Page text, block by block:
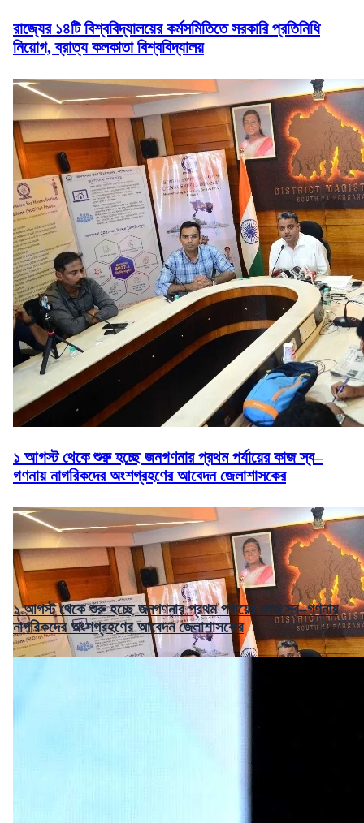
রাজ্যের ১৪টি বিশ্ববিদ্যালয়ের কর্মসমিতিতে সরকারি প্রতিনিধি
নিয়োগ, ব্রাত্য কলকাতা বিশ্ববিদ্যালয়
১ আগস্ট থেকে শুরু হচ্ছে জনগণনার প্রথম পর্যায়ের কাজ স্ব–
গণনায় নাগরিকদের অংশগ্রহণের আবেদন জেলাশাসকের
১ আগস্ট থেকে শুরু হচ্ছে জনগণনার প্রথম পর্যায়ের কাজ স্ব–গণনায়
নাগরিকদের অংশগ্রহণের আবেদন জেলাশাসকের